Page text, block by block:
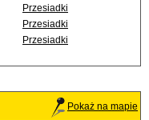
Przesiadki
Przesiadki
Przesiadki
Pokaż na mapie